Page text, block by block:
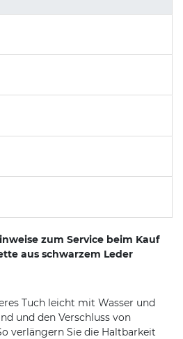
zum Service beim Kauf
aus schwarzem Leder
Tuch leicht mit Wasser und
und den Verschluss von
verlängern Sie die Haltbarkeit